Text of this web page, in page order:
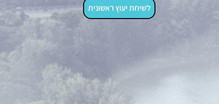
לשיחת יעוץ ראשונית